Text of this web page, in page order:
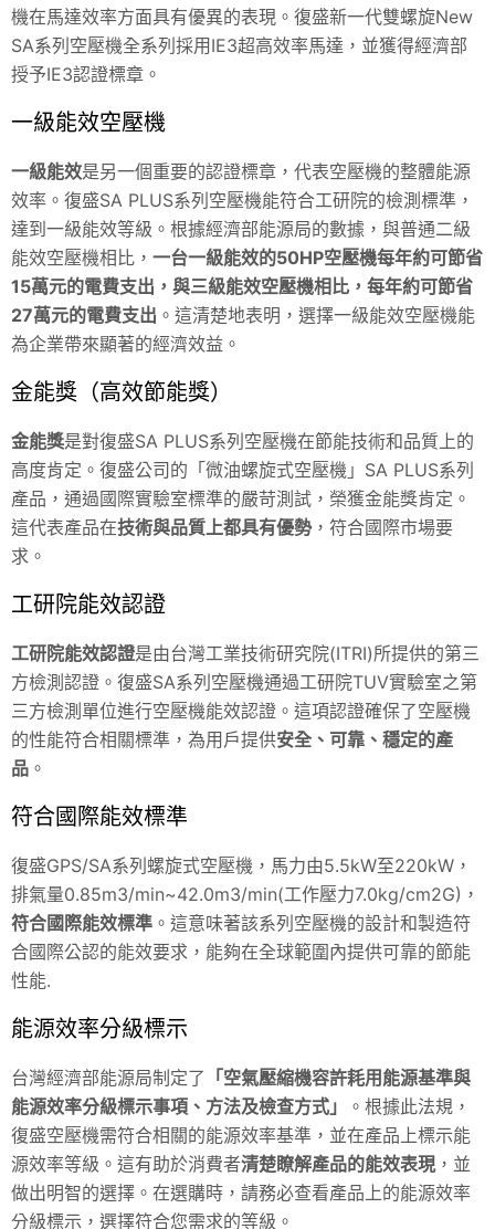
機在馬達效率方面具有優異的表現。復盛新一代雙螺旋New
SA系列空壓機全系列採用IE3超高效率馬達，並獲得經濟部
授予IE3認證標章。
一級能效空壓機
一級能效是另一個重要的認證標章，代表空壓機的整體能源
效率。復盛SA PLUS系列空壓機能符合工研院的檢測標準，
達到一級能效等級。根據經濟部能源局的數據，與普通二級
能效空壓機相比， 一台一級能效的50HP空壓機每年約可節省
15萬元的電費支出，與三級能效空壓機相比，每年約可節省
27萬元的電費支出 。這清楚地表明，選擇一級能效空壓機能
為企業帶來顯著的經濟效益。
金能獎（高效節能獎）
金能獎是對復盛SA PLUS系列空壓機在節能技術和品質上的
高度肯定。復盛公司的「微油螺旋式空壓機」SA PLUS系列
產品，通過國際實驗室標準的嚴苛測試，榮獲金能獎肯定。
這代表產品在技術與品質上都具有優勢，符合國際市場要
求。
工研院能效認證
工研院能效認證是由台灣工業技術研究院(ITRI)所提供的第三
方檢測認證。復盛SA系列空壓機通過工研院TUV實驗室之第
三方檢測單位進行空壓機能效認證。這項認證確保了空壓機
的性能符合相關標準，為用戶提供安全、可靠、穩定的產
品 。
符合國際能效標準
復盛GPS/SA系列螺旋式空壓機，馬力由5.5kW至220kW，
排氣量0.85m3/min~42.0m3/min(工作壓力7.0kg/cm2G)，
符合國際能效標準 。這意味著該系列空壓機的設計和製造符
合國際公認的能效要求，能夠在全球範圍內提供可靠的節能
性能.
能源效率分級標示
台灣經濟部能源局制定了 「空氣壓縮機容許耗用能源基準與
能源效率分級標示事項、方法及檢查方式」
。根據此法規，
復盛空壓機需符合相關的能源效率基準，並在產品上標示能
源效率等級。這有助於消費者清楚瞭解產品的能效表現 ，並
做出明智的選擇。在選購時，請務必查看產品上的能源效率
分級標示，選擇符合您需求的等級。